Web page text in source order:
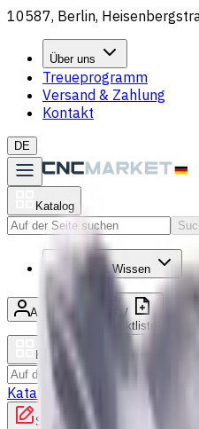
10587, Berlin,
Über uns
Treueprogramm
Versand & Zahlung
Kontakt
DE
Katalog
Aktuelles & Wissen
Anmelden
/
Produktliste
Katalog
KatalogBohrer VHM
Schreiben Sie uns